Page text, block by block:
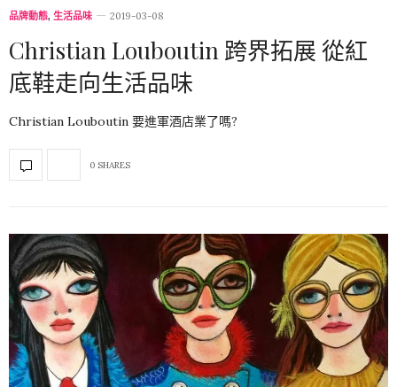
品牌動態, 生活品味 2019-03-08
Christian Louboutin 跨界拓展 從紅
底鞋走向生活品味
Christian Louboutin 要進軍酒店業了嗎?
0 SHARES